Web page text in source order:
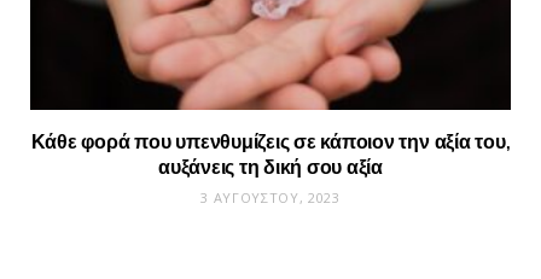
Κάθε φορά που υπενθυμίζεις σε κάποιον την αξία του,
αυξάνεις τη δική σου αξία
3 ΑΥΓΟΎΣΤΟΥ, 2023